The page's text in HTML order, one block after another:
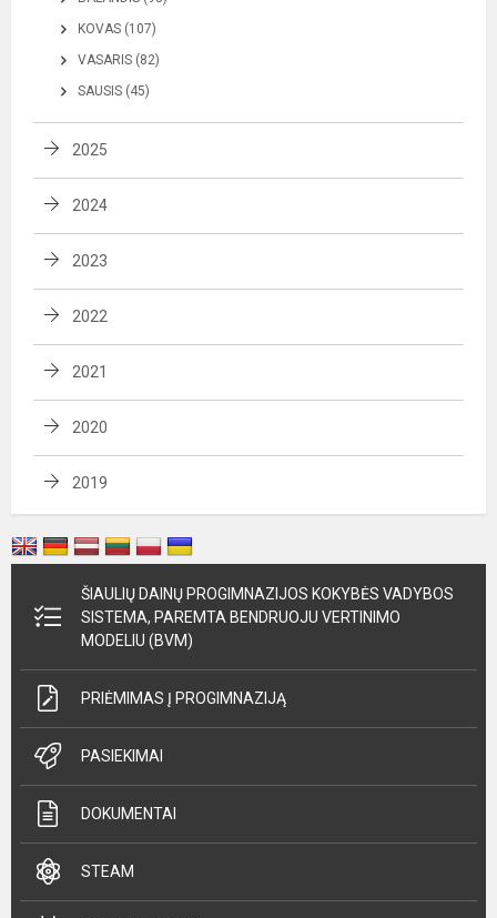
KOVAS (107)
VASARIS (82)
SAUSIS (45)
2025
2024
2023
2022
2021
2020
2019
ŠIAULIŲ DAINŲ PROGIMNAZIJOS KOKYBĖS VADYBOS
SISTEMA, PAREMTA BENDRUOJU VERTINIMO
MODELIU (BVM)
PRIĖMIMAS Į PROGIMNAZIJĄ
PASIEKIMAI
DOKUMENTAI
STEAM